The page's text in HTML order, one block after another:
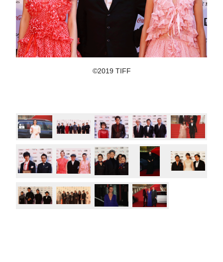
©2019 TIFF